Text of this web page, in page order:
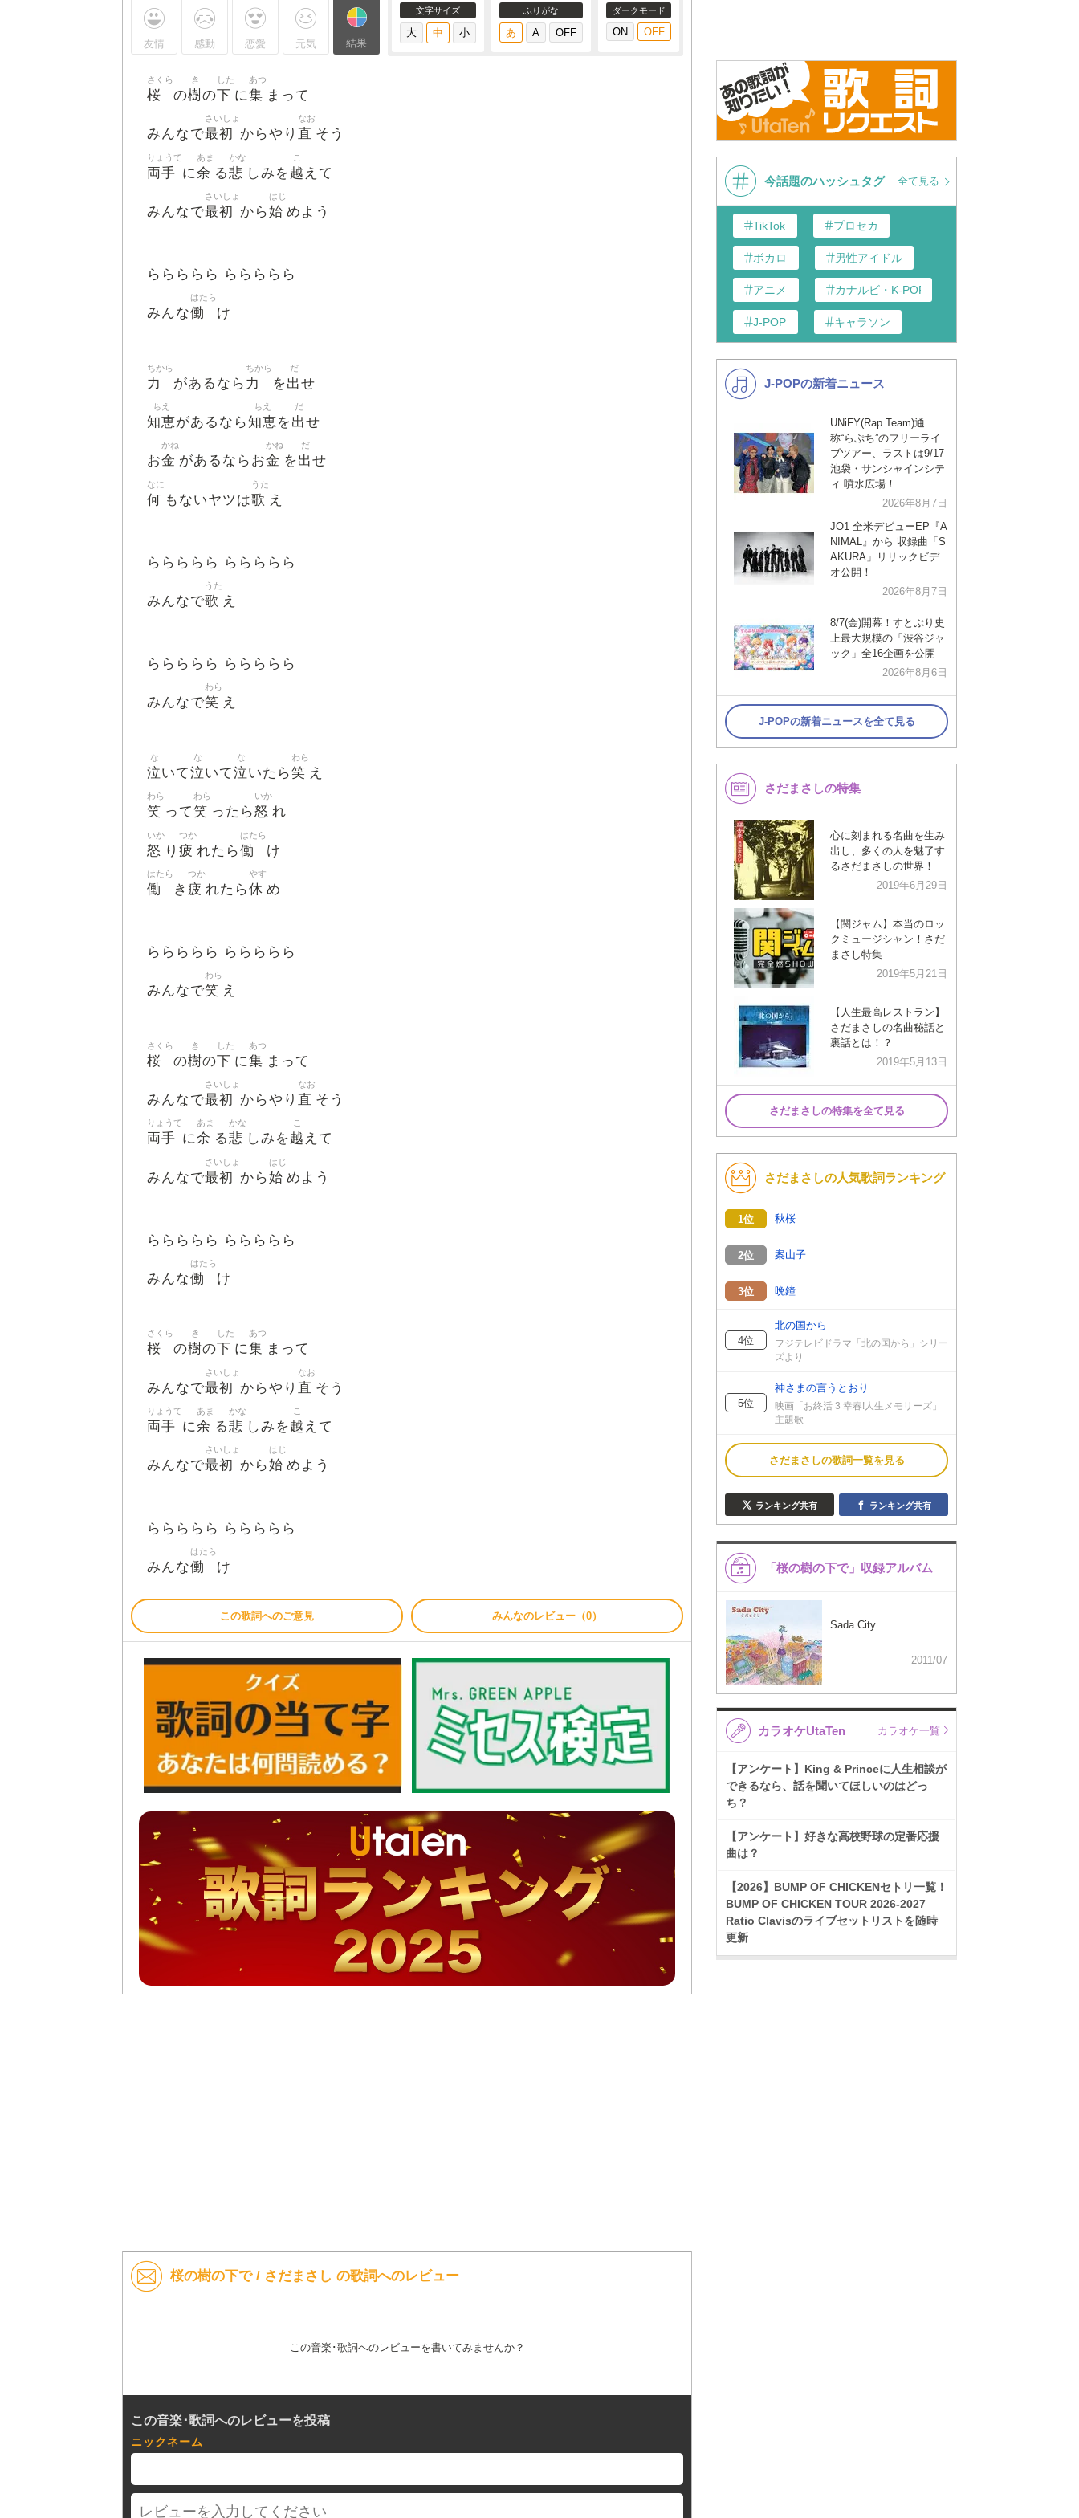
友情 感動 恋愛 元気 結果
文字サイズ ふりがな ダークモード
桜
さくら
の樹
き
の下
した
に集
あつ
まって
みんなで最初
さいしょ
からやり 直
なお
そう
両手
りょうて
に余
あま
る悲
かな
しみを越
こ
えて
みんなで最初
さいしょ
から始
はじ
めよう
ららららら ららららら
みんな働
はたら
け
力
ちから
があるなら 力
ちから
を出
だ
せ
知恵
ちえ
があるなら知恵
ちえ
を出
だ
せ
お金
かね
があるならお金
かね
を出
だ
せ
何
なに
もないヤツは歌
うた
え
ららららら ららららら
みんなで歌
うた
え
ららららら ららららら
みんなで笑
わら
え
泣
な
いて泣
な
いて泣
な
いたら笑
わら
え
笑
わら
って笑
わら
ったら怒
いか
れ
怒
いか
り 疲
つか
れたら働
はたら
け
働
はたら
き 疲
つか
れたら休
やす
め
ららららら ららららら
みんなで笑
わら
え
桜
さくら
の樹
き
の下
した
に集
あつ
まって
みんなで最初
さいしょ
からやり 直
なお
そう
両手
りょうて
に余
あま
る悲
かな
しみを越
こ
えて
みんなで最初
さいしょ
から始
はじ
めよう
ららららら ららららら
みんな働
はたら
け
桜
さくら
の樹
き
の下
した
に集
あつ
まって
みんなで最初
さいしょ
からやり 直
なお
そう
両手
りょうて
に余
あま
る悲
かな
しみを越
こ
えて
みんなで最初
さいしょ
から始
はじ
めよう
ららららら ららららら
みんな働
はたら
け
この歌詞へのご意見 みんなのレビュー（0）
桜の樹の下で / さだまさし の歌詞へのレビュー
この音楽･歌詞へのレビューを書いてみませんか？
この音楽･歌詞へのレビューを投稿
ニックネーム
今話題のハッシュタグ 全て見る
TikTok プロセカ
ボカロ 男性アイドル
アニメ カナルビ・K-POP和訳
J-POP キャラソン
K-POP バンド
洋楽
VTuber ディズニー
J-POPの新着ニュース
UNiFY(Rap Team)通
称“らぷち”のフリーライ
ブツアー、ラストは9/17
池袋・サンシャインシテ
ィ 噴水広場！
2026年8月7日
JO1 全米デビューEP『A
NIMAL』から 収録曲「S
AKURA」リリックビデ
オ公開！
2026年8月7日
8/7(金)開幕！すとぷり史
上最大規模の「渋谷ジャ
ック」全16企画を公開
2026年8月6日
J-POPの新着ニュースを全て見る
さだまさしの特集
心に刻まれる名曲を生み
出し、多くの人を魅了す
るさだまさしの世界！
2019年6月29日
【関ジャム】本当のロッ
クミュージシャン！さだ
まさし特集
2019年5月21日
【人生最高レストラン】
さだまさしの名曲秘話と
裏話とは！？
2019年5月13日
さだまさしの特集を全て見る
さだまさしの人気歌詞ランキング
1位 秋桜
2位 案山子
3位 晩鐘
4位
北の国から
フジテレビドラマ「北の国から」シリー
ズより
5位
神さまの言うとおり
映画「お終活 3 幸春!人生メモリーズ」
主題歌
さだまさしの歌詞一覧を見る
ランキング共有 ランキング共有
「桜の樹の下で」収録アルバム
Sada City
2011/07
カラオケUtaTen カラオケ一覧
【アンケート】King & Princeに人生相談が
できるなら、話を聞いてほしいのはどっ
ち？
【アンケート】好きな高校野球の定番応援
曲は？
【2026】BUMP OF CHICKENセトリ一覧！
BUMP OF CHICKEN TOUR 2026-2027
Ratio Clavisのライブセットリストを随時
更新